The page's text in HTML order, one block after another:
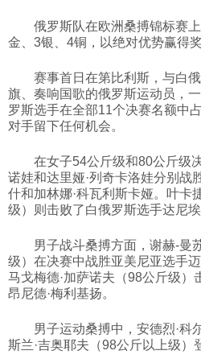
评论
经济
科技
社会
文化
历史
体育
俄罗斯队在欧洲桑搏锦标赛
金、3银、4铜，以绝对优势赢得
赛事首日在第比利斯，与白
旗、奏响国歌的俄罗斯运动员，
罗斯选手在全部11个决赛名额中
对手留下任何机会。
在女子54公斤级和80公斤级
诺娃和达里娅·列奇卡洛娃分别战
什和加林娜·科瓦利斯卡娅。叶卡
级）则击败了白俄罗斯选手达尼埃
男子战斗桑搏方面，谢赫-曼
级）在决赛中战胜亚美尼亚选手
马戈梅德·加萨诺夫（98公斤级）
昂尼德·梅利基扬。
男子运动桑搏中，安德烈·科
斯兰·吉奥耶夫（98公斤以上级）